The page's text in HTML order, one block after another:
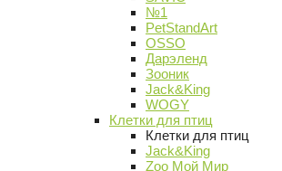
№1
PetStandArt
OSSO
Дарэленд
Зооник
Jack&King
WOGY
Клетки для птиц
Клетки для птиц
Jack&King
Zoo Мой Мир